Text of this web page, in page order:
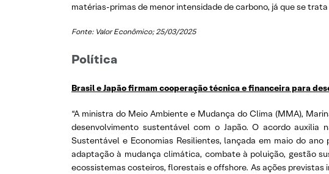
matérias-primas de menor intensidade de carbono, já que se trata
Fonte: Valor Econômico; 25/03/2025
Política
Brasil e Japão firmam cooperação técnica e financeira para
“A ministra do Meio Ambiente e Mudança do Clima (MMA),
desenvolvimento sustentável com o Japão. O acordo auxilia
Sustentável e Economias Resilientes, lançada em maio do
adaptação à mudança climática, combate à poluição, gestão
ecossistemas costeiros, florestais e offshore. As ações